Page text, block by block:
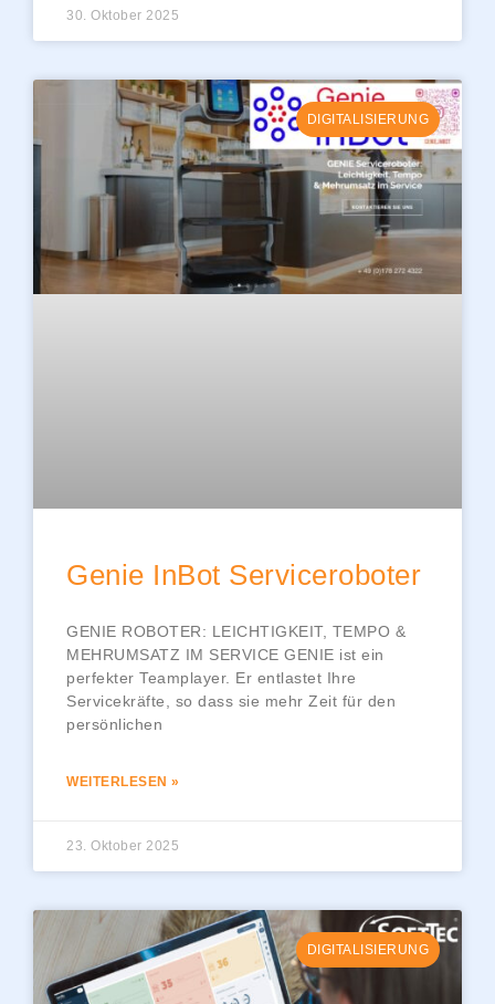
30. Oktober 2025
DIGITALISIERUNG
Genie InBot Serviceroboter
GENIE ROBOTER: LEICHTIGKEIT, TEMPO &
MEHRUMSATZ IM SERVICE GENIE ist ein
perfekter Teamplayer. Er entlastet Ihre
Servicekräfte, so dass sie mehr Zeit für den
persönlichen
WEITERLESEN »
23. Oktober 2025
DIGITALISIERUNG